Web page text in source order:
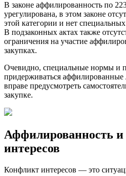
В законе аффилированность по
урегулирована, в этом законе
этой категории и нет
В подзаконных актах также
ограничения на участие
закупках.
Очевидно, специальные нормы и
придерживаться аффилированные
вправе предусмотреть
закупке.
Аффилированность
интересов
Конфликт интересов — это